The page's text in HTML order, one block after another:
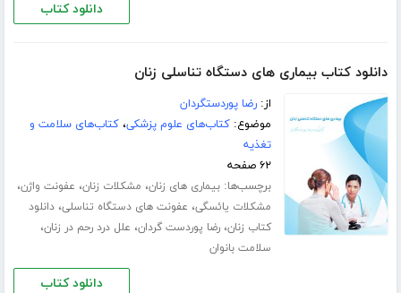
دانلود کتاب
دانلود کتاب بیماری های دستگاه تناسلی زنان
از:رضا پوردستگردان
موضوع:کتاب‌های علوم پزشکی،کتاب‌های سلامت و
تغذیه
۶۲ صفحه
برچسب‌ها:بیماری های زنان، مشکلات زنان، عفونت واژن،
مشکلات یائسگی، عفونت های دستگاه تناسلی،دانلود
کتاب زنان،رضا پوردست گردان، علل درد رحم در زنان،
سلامت بانوان
دانلود کتاب